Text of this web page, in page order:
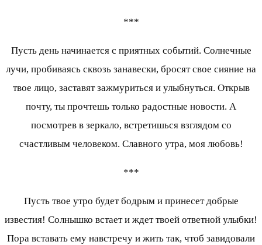
***
Пусть день начинается с приятных событий. Солнечные
лучи, пробиваясь сквозь занавески, бросят свое сияние на
твое лицо, заставят зажмуриться и улыбнуться. Открыв
почту, ты прочтешь только радостные новости. А
посмотрев в зеркало, встретишься взглядом со
счастливым человеком. Славного утра, моя любовь!
***
Пусть твое утро будет бодрым и принесет добрые
известия! Солнышко встает и ждет твоей ответной улыбки!
Пора вставать ему навстречу и жить так, чтоб завидовали